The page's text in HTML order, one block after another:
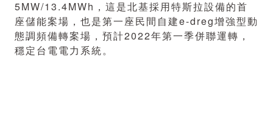
5MW/13.4MWh，這是北基採用特斯拉設備的首
座儲能案場，也是第一座民間自建e-dreg增強型動
態調頻備轉案場，預計2022年第一季併聯運轉，
穩定台電電力系統。